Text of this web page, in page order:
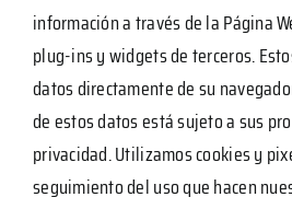
información a través de la Página
plug-ins y widgets de terceros.
datos directamente de su
de estos datos está sujeto a sus
privacidad. Utilizamos cookies y
seguimiento del uso que hacen